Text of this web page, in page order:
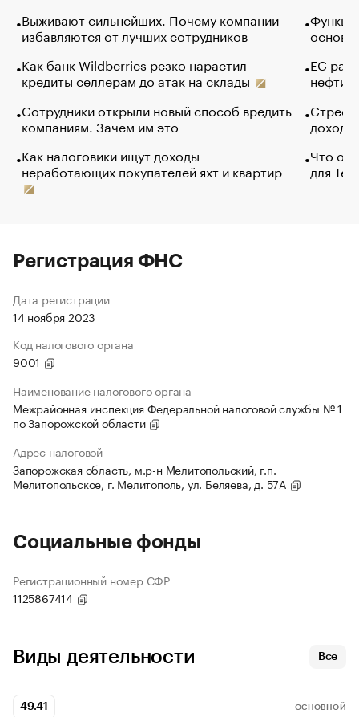
Выживают сильнейших. Почему компании
избавляются от лучших сотрудников
Как банк Wildberries резко нарастил
кредиты селлерам до атак на склады
Сотрудники открыли новый способ вредить
компаниям. Зачем им это
Как налоговики ищут доходы
неработающих покупателей яхт и квартир
основ
ЕС
нефти
Что
для
Регистрация ФНС
Дата регистрации
14 ноября 2023
Код налогового органа
9001
Наименование налогового органа
Межрайонная инспекция Федеральной налоговой службы № 1
по Запорожской области
Адрес налоговой
Запорожская область, м.р-н Мелитопольский, г.п.
Мелитопольское, г. Мелитополь, ул. Беляева, д. 57А
Социальные фонды
Регистрационный номер СФР
1125867414
Виды деятельности Все
49.41 ОСНОВНОЙ